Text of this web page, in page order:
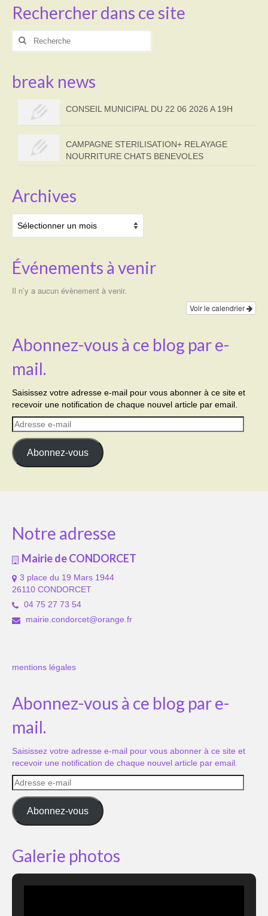
Rechercher dans ce site
Rechercher
break news
CONSEIL MUNICIPAL DU 22 06 2026 A 19H
CAMPAGNE STERILISATION+ RELAYAGE
NOURRITURE CHATS BENEVOLES
Archives
Événements à venir
Il n’y a aucun évènement à venir.
Voir le calendrier
Abonnez-vous à ce blog par e-
mail.
Saisissez votre adresse e-mail pour vous abonner à ce site et
recevoir une notification de chaque nouvel article par email.
Adresse
e-
mail
Abonnez-vous
Notre adresse
Mairie de CONDORCET
3 place du 19 Mars 1944
26110 CONDORCET
04 75 27 73 54
mairie.condorcet@orange.fr
mentions légales
Abonnez-vous à ce blog par e-
mail.
Saisissez votre adresse e-mail pour vous abonner à ce site et
recevoir une notification de chaque nouvel article par email.
Adresse
e-
mail
Abonnez-vous
Galerie photos